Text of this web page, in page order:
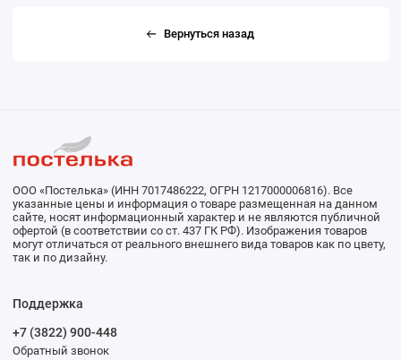
Вернуться назад
ООО «Постелька» (ИНН 7017486222, ОГРН 1217000006816). Все
указанные цены и информация о товаре размещенная на данном
сайте, носят информационный характер и не являются публичной
офертой (в соответствии со ст. 437 ГК РФ). Изображения товаров
могут отличаться от реального внешнего вида товаров как по цвету,
так и по дизайну.
Поддержка
+7 (3822) 900-448
Обратный звонок